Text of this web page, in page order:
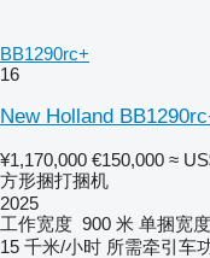
BB1290rc+
16
New Holland
¥1,170,000 €150,000 ≈
方形捆打捆机
2025
工作宽度 900 米 单捆宽度
15 千米/小时 所需牵引车